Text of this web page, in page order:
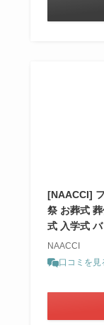
[NAACCI]
祭 お葬式
式 入学式
NAACCI
口コミを見